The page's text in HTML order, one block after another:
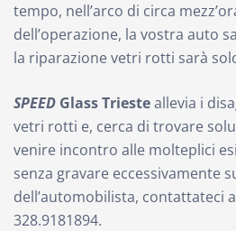
tempo, nell’arco di circa
dell’operazione, la vostra auto
la riparazione vetri rotti sarà
SPEED Glass Triesteallevia i
vetri rotti e, cerca di trovare
venire incontro alle molteplici
senza gravare eccessivamente
dell’automobilista, contattateci
328.9181894.